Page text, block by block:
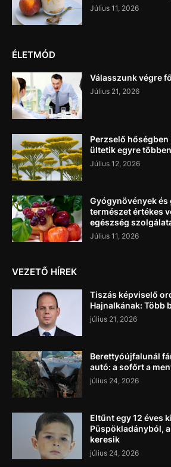
Július 11, 2026
ÉLETMÓD
Válasszunk végre
Július 21, 2026
Perzselő
ültetik egyre
Július 12, 2026
Gyógynövények
természet értékes
egészség
Július 11, 2026
VEZETŐ HÍREK
Tiszás képviselő
Hajnalkának: Több
július 21, 2026
Berettyóújfalunál
autó: a sofőrt a
július 24, 2026
Eltűnt egy 12 éves
Püspökladányból,
keresik
július 24, 2026